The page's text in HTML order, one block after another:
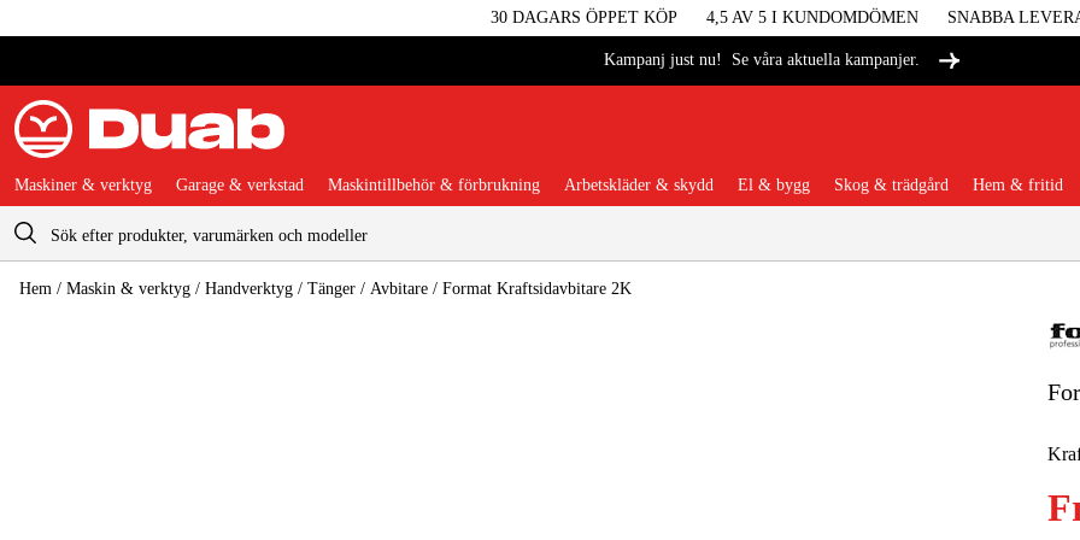
30 DAGARS ÖPPET KÖP 4,5 AV 5 I KUNDOMDÖMEN SNABBA
Kampanj just nu! Se våra aktuella kampanjer.
Varukorg
Maskiner
Maskiner & verktyg Garage & verkstad Maskintillbehör & förbrukning Arbetskläder & skydd El & bygg Skog & trädgård Hem & fritid
Hem / Maskin & verktyg / Handverktyg / Tänger / Avbitare / Format Kraftsidavbitare 2K